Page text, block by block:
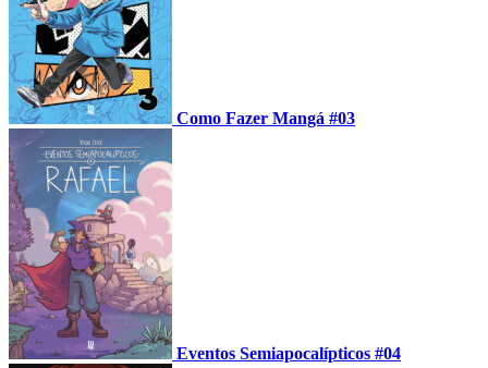
Como Fazer Mangá #03
Eventos Semiapocalípticos #04